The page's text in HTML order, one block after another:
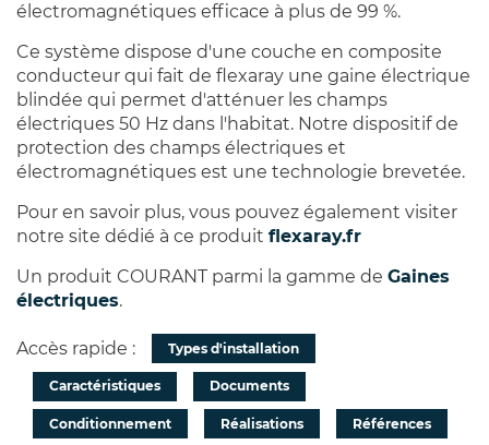
électromagnétiques efficace à plus de 99 %.
Ce système dispose d'une couche en composite
conducteur qui fait de flexaray une gaine électrique
blindée qui permet d'atténuer les champs
électriques 50 Hz dans l'habitat. Notre dispositif de
protection des champs électriques et
électromagnétiques est une technologie brevetée.
Pour en savoir plus, vous pouvez également visiter
notre site dédié à ce produit flexaray.fr
Un produit COURANT parmi la gamme de Gaines
électriques.
Accès rapide : Types d'installation
Caractéristiques Documents
Conditionnement Réalisations Références